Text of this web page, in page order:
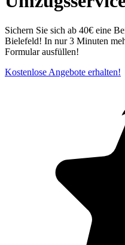
Sichern Sie sich ab 40€ eine
Bielefeld! In nur 3 Minuten
Formular ausfüllen!
Kostenlose Angebote erhalten!